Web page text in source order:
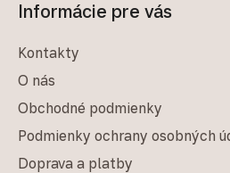
Informácie pre vás
Kontakty
O nás
Obchodné podmienky
Podmienky ochrany osobných
Doprava a platby